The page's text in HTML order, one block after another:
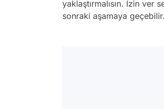
yaklaştırmalısın. İzin ver
sonraki aşamaya